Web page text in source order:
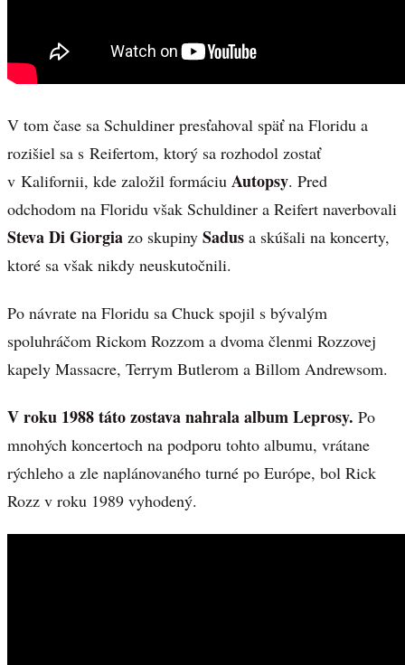
V tom čase sa Schuldiner presťahoval späť na Floridu a
rozišiel sa s Reifertom, ktorý sa rozhodol zostať
v Kalifornii, kde založil formáciu Autopsy. Pred
odchodom na Floridu však Schuldiner a Reifert naverbovali
Steva Di Giorgia zo skupiny Sadus a skúšali na koncerty,
ktoré sa však nikdy neuskutočnili.
Po návrate na Floridu sa Chuck spojil s bývalým
spoluhráčom Rickom Rozzom a dvoma členmi Rozzovej
kapely Massacre, Terrym Butlerom a Billom Andrewsom.
V roku 1988 táto zostava nahrala album Leprosy. Po
mnohých koncertoch na podporu tohto albumu, vrátane
rýchleho a zle naplánovaného turné po Európe, bol Rick
Rozz v roku 1989 vyhodený.